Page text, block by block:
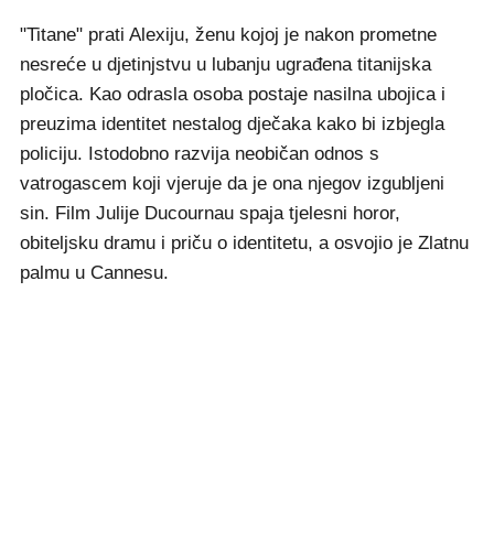
"Titane" prati Alexiju, ženu kojoj je nakon prometne
nesreće u djetinjstvu u lubanju ugrađena titanijska
pločica. Kao odrasla osoba postaje nasilna ubojica i
preuzima identitet nestalog dječaka kako bi izbjegla
policiju. Istodobno razvija neobičan odnos s
vatrogascem koji vjeruje da je ona njegov izgubljeni
sin. Film Julije Ducournau spaja tjelesni horor,
obiteljsku dramu i priču o identitetu, a osvojio je Zlatnu
palmu u Cannesu.